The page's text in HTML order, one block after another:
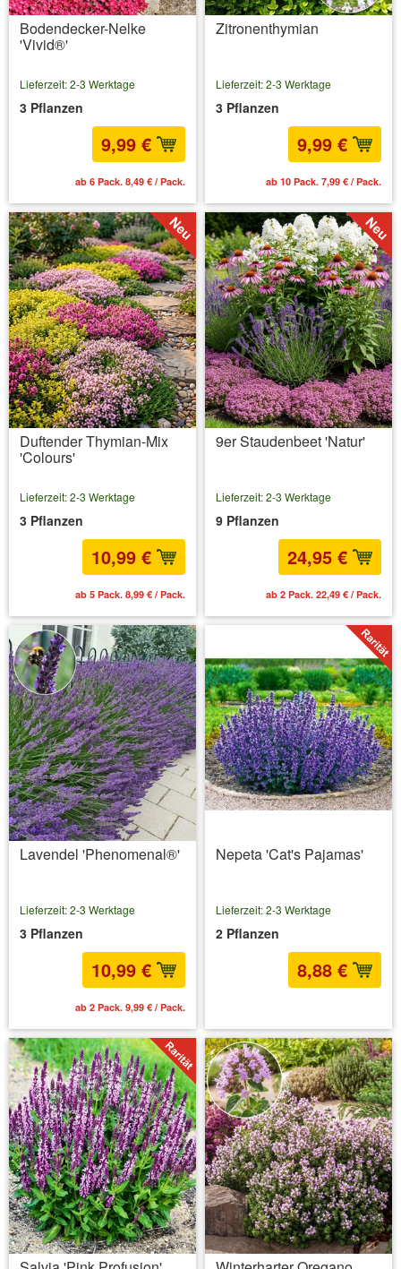
Bodendecker-Nelke
'Vivid®'
Lieferzeit: 2-3 Werktage
3 Pflanzen
9,99 €
ab 6 Pack. 8,49 € / Pack.
Zitronenthymian
Lieferzeit: 2-3 Werktage
3 Pflanzen
9,99 €
ab 10 Pack. 7,99 € / Pack.
Duftender Thymian-Mix
'Colours'
Lieferzeit: 2-3 Werktage
3 Pflanzen
10,99 €
ab 5 Pack. 8,99 € / Pack.
9er Staudenbeet 'Natur'
Lieferzeit: 2-3 Werktage
9 Pflanzen
24,95 €
ab 2 Pack. 22,49 € / Pack.
Lavendel 'Phenomenal®'
Lieferzeit: 2-3 Werktage
3 Pflanzen
10,99 €
ab 2 Pack. 9,99 € / Pack.
Nepeta 'Cat's Pajamas'
Lieferzeit: 2-3 Werktage
2 Pflanzen
8,88 €